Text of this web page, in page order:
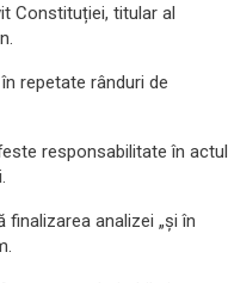
Constituției, titular al
repetate rânduri de
responsabilitate în actul
analizei „și în